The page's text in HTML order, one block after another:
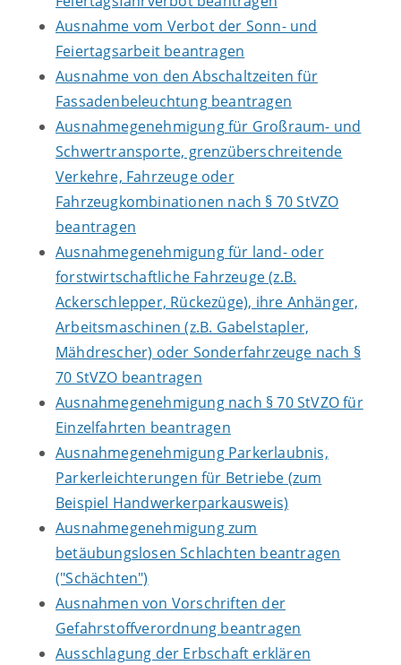
Ausnahme vom Verbot der Sonn- und
Feiertagsarbeit beantragen
Ausnahme von den Abschaltzeiten für
Fassadenbeleuchtung beantragen
Ausnahmegenehmigung für Großraum- und
Schwertransporte, grenzüberschreitende
Verkehre, Fahrzeuge oder
Fahrzeugkombinationen nach § 70 StVZO
beantragen
Ausnahmegenehmigung für land- oder
forstwirtschaftliche Fahrzeuge (z.B.
Ackerschlepper, Rückezüge), ihre Anhänger,
Arbeitsmaschinen (z.B. Gabelstapler,
Mähdrescher) oder Sonderfahrzeuge nach §
70 StVZO beantragen
Ausnahmegenehmigung nach § 70 StVZO für
Einzelfahrten beantragen
Ausnahmegenehmigung Parkerlaubnis,
Parkerleichterungen für Betriebe (zum
Beispiel Handwerkerparkausweis)
Ausnahmegenehmigung zum
betäubungslosen Schlachten beantragen
("Schächten")
Ausnahmen von Vorschriften der
Gefahrstoffverordnung beantragen
Ausschlagung der Erbschaft erklären